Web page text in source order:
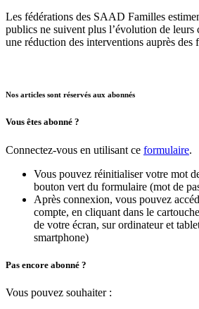
Les fédérations des SAAD Familles
publics ne suivent plus l’évolution de leurs
une réduction des interventions auprès des
Nos articles sont réservés aux abonnés
Vous êtes abonné ?
Connectez-vous en utilisant ce formulaire.
Vous pouvez réinitialiser votre mot
bouton vert du formulaire (mot de
Après connexion, vous pouvez
compte, en cliquant dans le
de votre écran, sur ordinateur et
smartphone)
Pas encore abonné ?
Vous pouvez souhaiter :